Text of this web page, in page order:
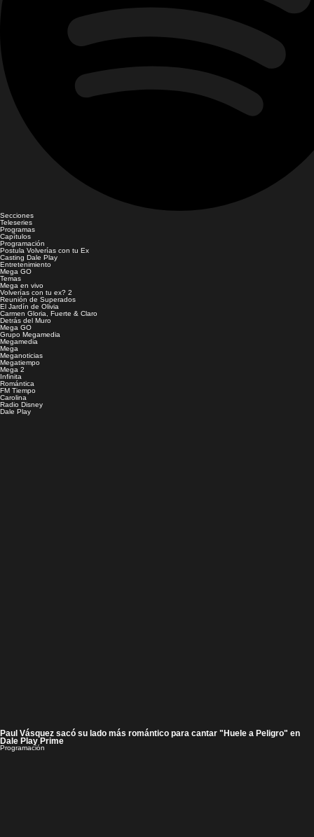
Secciones
Teleseries
Programas
Capítulos
Programación
Postula Volverías con tu Ex
Casting Dale Play
Entretenimiento
Mega GO
Temas
Mega en vivo
Volverías con tu ex? 2
Reunión de Superados
El Jardín de Olivia
Carmen Gloria, Fuerte & Claro
Detrás del Muro
Mega GO
Grupo Megamedia
Megamedia
Mega
Meganoticias
Megatiempo
Mega 2
Infinita
Romántica
FM Tiempo
Carolina
Radio Disney
Dale Play
Paul Vásquez sacó su lado más romántico para cantar "Huele a Peligro" en
Dale Play Prime
Programación